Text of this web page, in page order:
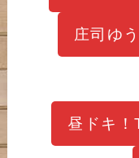
庄司ゆ
昼ドキ